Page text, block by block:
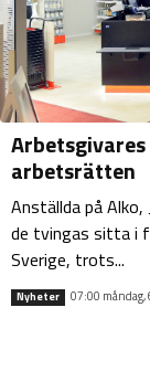
arbetsrätten
Anställda på
de tvingas sitta i
Sverige, trots...
Nyheter 07:00 måndag,